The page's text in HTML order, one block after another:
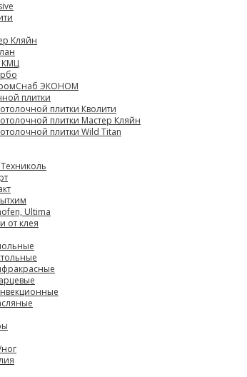
Кляйн
КМЦ
ЭКОНОМ
плитки
плитки Кволити
плитки Мастер Кляйн
плитки Wild Titan
Ultima
от клея